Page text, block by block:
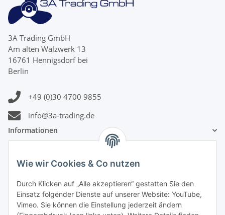
Wie wir Cookies & Co nutzen
Durch Klicken auf „Alle akzeptieren“ gestatten Sie den
Einsatz folgender Dienste auf unserer Website: YouTube,
Vimeo. Sie können die Einstellung jederzeit ändern
3A Trading GmbH
Am alten Walzwerk 13
16761 Hennigsdorf bei
Berlin
+49 (0)30 4700 9855
info@3a-trading.de
Informationen
Gesetzliche Informationen
Zahlungsinformationen